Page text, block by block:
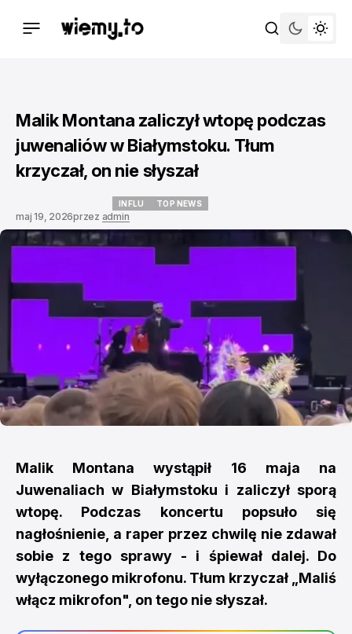
Malik Montana zaliczył wtopę podczas
juwenaliów w Białymstoku. Tłum
krzyczał, on nie słyszał
INFLU TOP NEWS
maj 19, 2026przez admin
Malik Montana wystąpił 16 maja na
Juwenaliach w Białymstoku i zaliczył sporą
wtopę. Podczas koncertu popsuło się
nagłośnienie, a raper przez chwilę nie zdawał
sobie z tego sprawy - i śpiewał dalej. Do
wyłączonego mikrofonu. Tłum krzyczał „Maliś
włącz mikrofon", on tego nie słyszał.